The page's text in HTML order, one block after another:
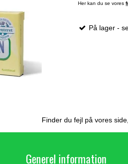
Her kan du se vores
På lager -
Finder du fejl på vores
Generel information